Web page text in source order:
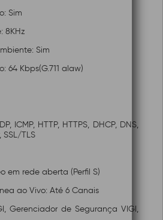
Sim
8KHz
Sim
64 Kbps(G.711 alaw)
ICMP, HTTP, HTTPS, DHCP, DNS,
SSL/TLS
em rede aberta (Perfil S)
ao Vivo: Até 6 Canais
Gerenciador de Segurança VIGI,